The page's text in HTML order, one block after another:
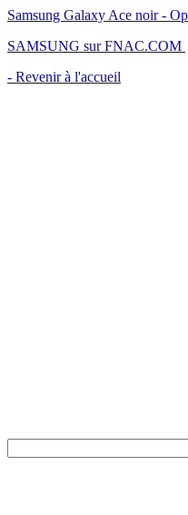
Samsung Galaxy Ace noir -
SAMSUNG sur FNAC.COM
- Revenir à l'accueil